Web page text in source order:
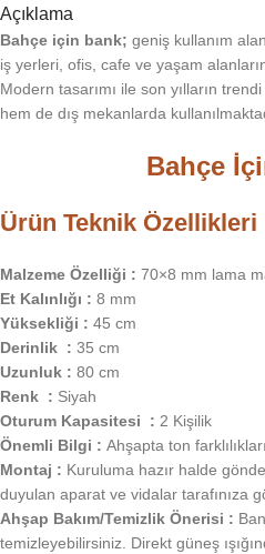
Açıklama
Bahçe için bank; geniş kullanım
iş yerleri, ofis, cafe ve yaşam
Modern tasarımı ile son yılların
hem de dış mekanlarda
Bahçe
Ürün Teknik Özellikleri
Malzeme Özelliği : 70×8 mm lama
Et Kalınlığı : 8 mm
Yüksekliği : 45 cm
Derinlik : 35 cm
Uzunluk : 80 cm
Renk : Siyah
Oturum Kapasitesi : 2 Kişilik
Önemli Bilgi : Ahşapta ton
Montaj : Kuruluma hazır halde
duyulan aparat ve vidalar tarafınıza
Ahşap Bakım/Temizlik Önerisi :
temizleyebilirsiniz. Direkt güneş